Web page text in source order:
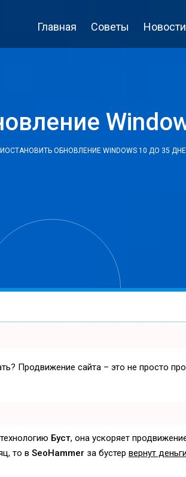
Главная Советы Новости
ОБНОВЛЕНИЕ WINDOWS 10 ДО 35
Продвижение сайта – это не просто
Буст, она ускоряет
то в SeoHammer за бустер вернут